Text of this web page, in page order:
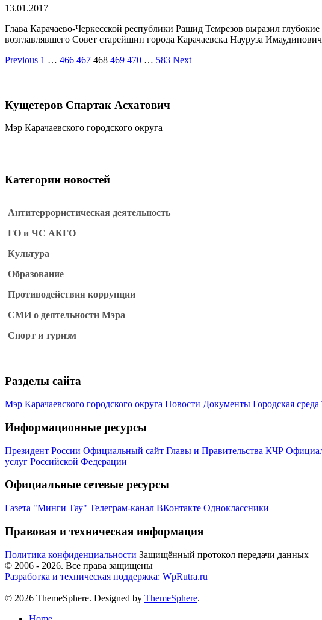
13.01.2017
Глава Карачаево-Черкесской республики Рашид Темрезов выразил
возглавлявшего Совет старейшин города Карачаевска Науруза
Previous 1 … 466 467 468 469 470 … 583 Next
Кущетеров Спартак Асхатович
Мэр Карачаевского городского округа
Категории новостей
Антитеррористическая деятельность
ГО и ЧС АКГО
Культура
Образование
Противодействия коррупции
СМИ о деятельности Мэра
Спорт и туризм
Разделы сайта
Мэр Карачаевского городского округа Новости Документы Городская среда
Информационные ресурсы
Президент России Официальный сайт Главы и Правительства КЧР
услуг Российской Федерации
Официальные сетевые ресурсы
Газета "Минги Тау" Телеграм-канал ВКонтакте Одноклассники
Правовая и техническая информация
Политика конфиденциальности Защищённый протокол передачи данных
© 2006 - 2026. Все права защищены
Разработка и техническая поддержка: WpRutra.ru
© 2026 ThemeSphere. Designed by ThemeSphere.